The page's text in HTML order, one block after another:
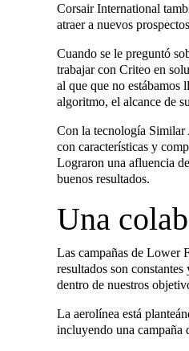
Corsair International
atraer a nuevos
Cuando se le preguntó
trabajar con Criteo en
al que que no estábamos
algoritmo, el alcance de
Con la tecnología Similar
con características y
Lograron una afluencia
buenos resultados.
Una
Las campañas de Lower
resultados son
dentro de nuestros
La aerolínea está
incluyendo una campaña